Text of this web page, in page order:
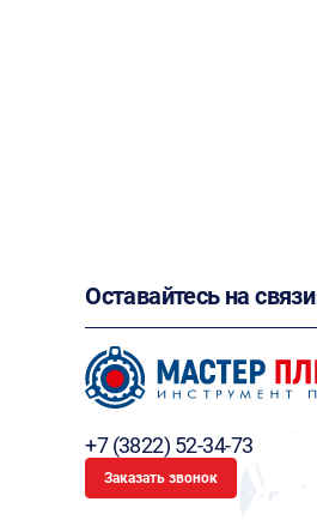
Оставайтесь на связи
+7 (3822) 52-34-73
Заказать звонок